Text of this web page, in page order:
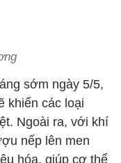
sớm ngày 5/5,
khiến các loại
Ngoài ra, với khí
nếp lên men
hóa, giúp cơ thể